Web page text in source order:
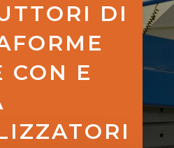
DI
CON E